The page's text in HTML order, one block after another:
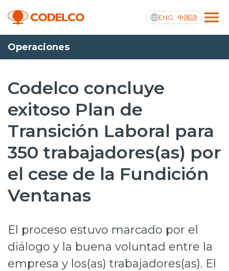
ENG 中国語
Transparencia activa
Nosotros
Operaciones
Proyectos
Sustentabilidad
Innovación
Prensa
Trabaja en Codelco
Operaciones
Codelco concluye
exitoso Plan de
Transición Laboral para
350 trabajadores(as) por
el cese de la Fundición
Ventanas
El proceso estuvo marcado por el
diálogo y la buena voluntad entre la
empresa y los(as) trabajadores(as). El